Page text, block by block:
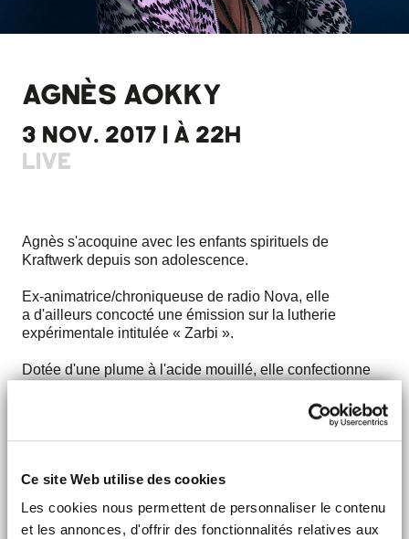
Ce site Web utilise des cookies
Les cookies nous permettent de personnaliser le contenu
et les annonces, d'offrir des fonctionnalités relatives aux
AGNÈS AOKKY
3 NOV. 2017 | À 22H
LIVE
Agnès s'acoquine avec les enfants spirituels de
Kraftwerk depuis son adolescence.
Ex-animatrice/chroniqueuse de radio Nova, elle
a d'ailleurs concocté une émission sur la lutherie
expérimentale intitulée « Zarbi ».
Dotée d'une plume à l'acide mouillé, elle confectionne
moult featurings dont le nouveau Sporto Kantes aka
affaire à suivre au MOB HOTEL !
> Découvrir